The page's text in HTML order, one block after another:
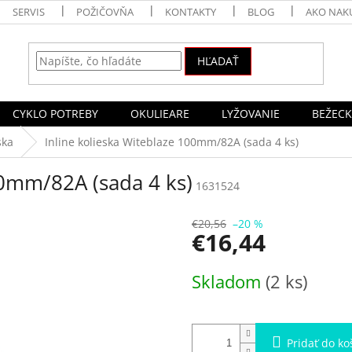
SERVIS POŽIČOVŇA KONTAKTY BLOG AKO
HĽADAŤ
CYKLO POTREBY OKULIEARE LYŽOVANIE
Inline kolieska Witeblaze 100mm/82A (sada 4 ks)
82A (sada 4 ks) 1631524
€20,56 –20 %
€16,44
cena:
Skladom (2 ks)
Pridať do